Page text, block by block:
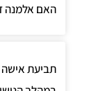
אלמנה זכאית
אישה נגד